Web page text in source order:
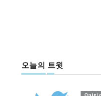
오늘의 트윗